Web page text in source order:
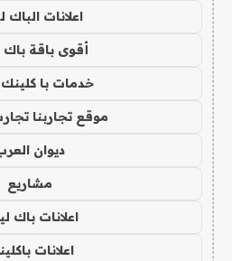
اعلانات الباك
أقوى باقة باك
خدمات با كلينك 2026
موقع تجاربنا
ديوان
مشاريع
اعلانات باك
اعلانات